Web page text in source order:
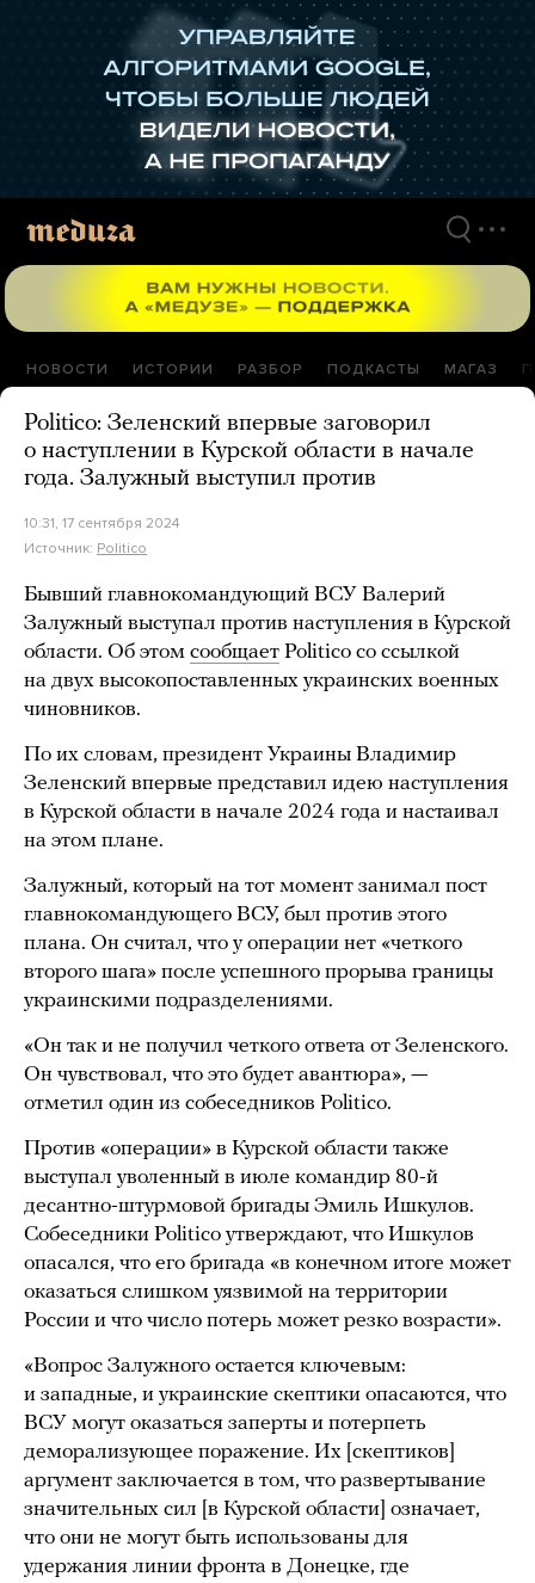
НОВОСТИ ИСТОРИИ РАЗБОР ПОДКАСТЫ МАГАЗ
Politico: Зеленский впервые заговорил
о наступлении в Курской области в начале
года. Залужный выступил против
10:31, 17 сентября 2024
Источник: Politico
Бывший главнокомандующий ВСУ Валерий
Залужный выступал против наступления в Курской
области. Об этом сообщает Politico со ссылкой
на двух высокопоставленных украинских военных
чиновников.
По их словам, президент Украины Владимир
Зеленский впервые представил идею наступления
в Курской области в начале 2024 года и настаивал
на этом плане.
Залужный, который на тот момент занимал пост
главнокомандующего ВСУ, был против этого
плана. Он считал, что у операции нет «четкого
второго шага» после успешного прорыва границы
украинскими подразделениями.
«Он так и не получил четкого ответа от Зеленского.
Он чувствовал, что это будет авантюра», —
отметил один из собеседников Politico.
Против «операции» в Курской области также
выступал уволенный в июле командир 80-й
десантно-штурмовой бригады Эмиль Ишкулов.
Собеседники Politico утверждают, что Ишкулов
опасался, что его бригада «в конечном итоге может
оказаться слишком уязвимой на территории
России и что число потерь может резко возрасти».
«Вопрос Залужного остается ключевым:
и западные, и украинские скептики опасаются, что
ВСУ могут оказаться заперты и потерпеть
деморализующее поражение. Их [скептиков]
аргумент заключается в том, что развертывание
значительных сил [в Курской области] означает,
что они не могут быть использованы для
удержания линии фронта в Донецке, где